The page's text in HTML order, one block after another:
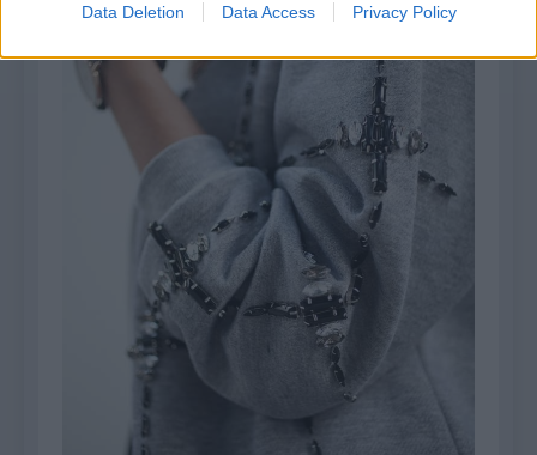
Data Deletion Data Access Privacy Policy